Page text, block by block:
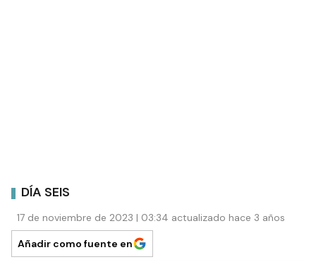
DÍA SEIS
17 de noviembre de 2023 | 03:34 actualizado hace 3 años
Añadir como fuente en